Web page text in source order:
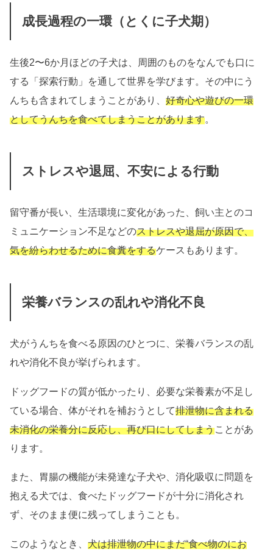
成長過程の一環（とくに子犬期）
生後2〜6か月ほどの子犬は、周囲のものをなんでも口に
する「探索行動」を通して世界を学びます。その中にう
んちも含まれてしまうことがあり、好奇心や遊びの一環
としてうんちを食べてしまうことがあります。
ストレスや退屈、不安による行動
留守番が長い、生活環境に変化があった、飼い主とのコ
ミュニケーション不足などのストレスや退屈が原因で、
気を紛らわせるために食糞をするケースもあります。
栄養バランスの乱れや消化不良
犬がうんちを食べる原因のひとつに、栄養バランスの乱
れや消化不良が挙げられます。
ドッグフードの質が低かったり、必要な栄養素が不足し
ている場合、体がそれを補おうとして排泄物に含まれる
未消化の栄養分に反応し、再び口にしてしまうことがあ
ります。
また、胃腸の機能が未発達な子犬や、消化吸収に問題を
抱える犬では、食べたドッグフードが十分に消化され
ず、そのまま便に残ってしまうことも。
このようなとき、犬は排泄物の中にまだ“食べ物のにお